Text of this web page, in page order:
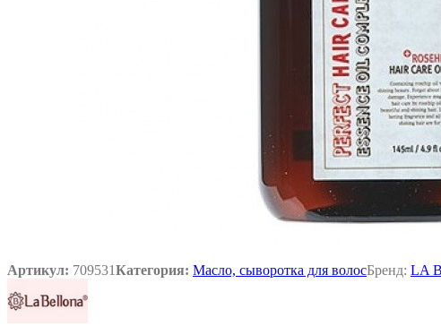
Артикул: 709531Категория: Масло, сыворотка для волосБренд: LA